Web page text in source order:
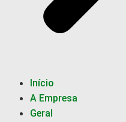
Início
A Empresa
Geral